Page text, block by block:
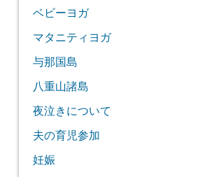
ベビーヨガ
マタニティヨガ
与那国島
八重山諸島
夜泣きについて
夫の育児参加
妊娠